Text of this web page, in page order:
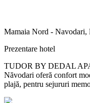
Mamaia Nord - Navodari,
Prezentare hotel
TUDOR BY DEDAL
Năvodari oferă confort
plajă, pentru sejururi